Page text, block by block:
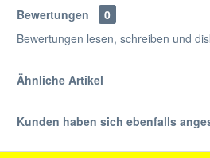
Bewertungen
0
Bewertungen lesen, schreiben und
Ähnliche Artikel
Kunden haben sich ebenfalls